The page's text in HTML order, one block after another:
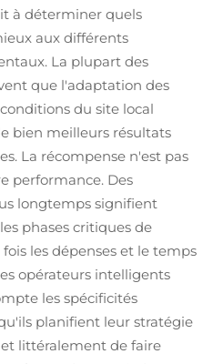
à déterminer quels
aux différents
La plupart des
que l'adaptation des
du site local
bien meilleurs résultats
La récompense n'est pas
performance. Des
longtemps signifient
phases critiques de
les dépenses et le temps
opérateurs intelligents
les spécificités
planifient leur stratégie
littéralement de faire